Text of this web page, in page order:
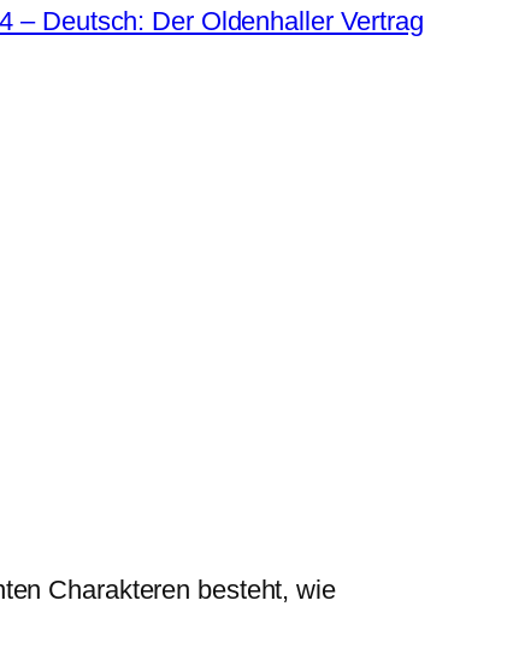
– Deutsch: Der Oldenhaller Vertrag
Charakteren besteht, wie